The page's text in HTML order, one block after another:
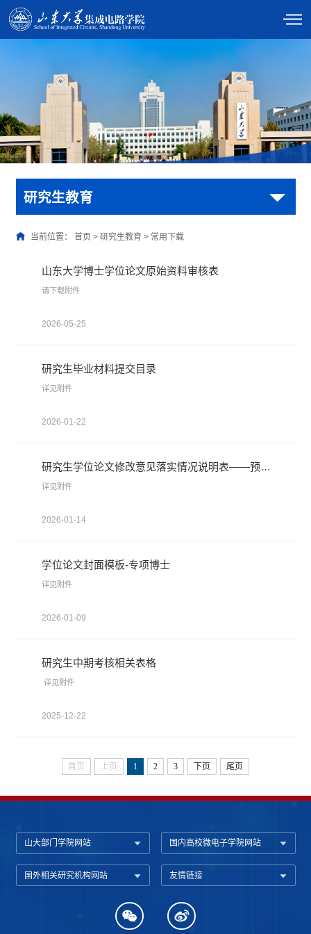
研究生教育
当前位置： 首页 > 研究生教育 > 常用下载
山东大学博士学位论文原始资料审核表
请下载附件
2026-05-25
研究生毕业材料提交目录
详见附件
2026-01-22
研究生学位论文修改意见落实情况说明表——预答辩、盲审评阅、正式答辩
详见附件
2026-01-14
学位论文封面模板-专项博士
详见附件
2026-01-09
研究生中期考核相关表格
详见附件
2025-12-22
首页 上页 1 2 3 下页 尾页
山大部门学院网站 国内高校微电子学院网站
国外相关研究机构网站 友情链接